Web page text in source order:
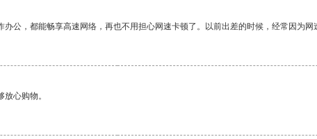
公，都能畅享高速网络，再也不用担心网速卡顿了。以前出差的时候，经常因为
心购物。